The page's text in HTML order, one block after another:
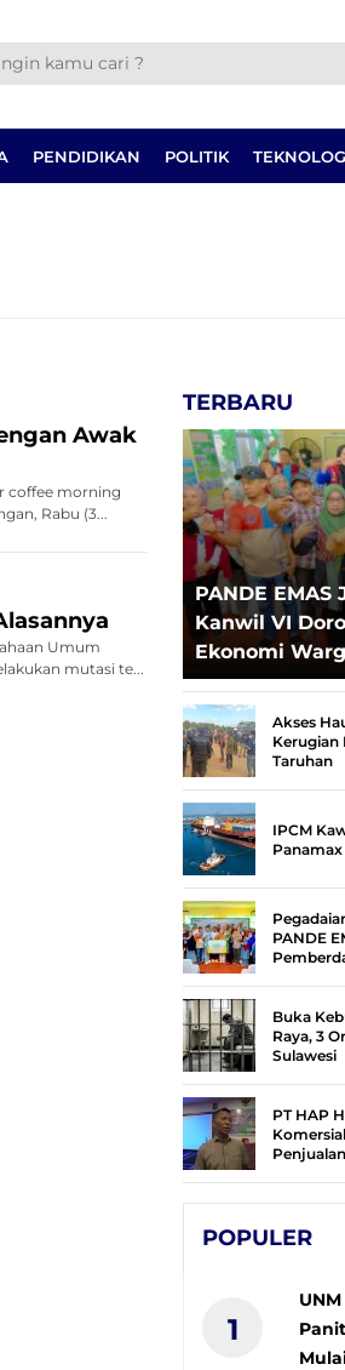
PENDIDIKAN POLITIK
Awak
coffee morning
Rabu (3...
Umum
mutasi te...
TERBARU
PANDE
Kanwil VI
Ekonomi
Akses
Kerugian
Taruhan
IPCM
PANDE
Buka
Raya, 3
Sulawesi
PT HAP
POPULER
1